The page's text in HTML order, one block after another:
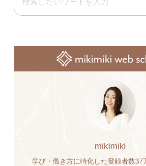
mikimiki
学び・働き方に特化した登録者数37